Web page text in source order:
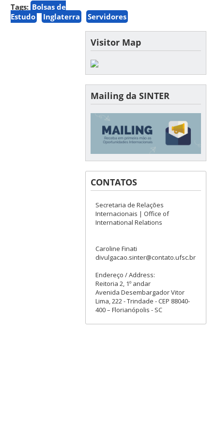
Tags: Bolsas de
Estudo
Inglaterra Servidores
Visitor Map
Mailing da SINTER
CONTATOS
Secretaria de Relações
Internacionais | Office of
International Relations
Caroline Finati
divulgacao.sinter@contato.ufsc.br
Endereço / Address:
Reitoria 2, 1º andar
Avenida Desembargador Vitor
Lima, 222 - Trindade - CEP 88040-
400 – Florianópolis - SC